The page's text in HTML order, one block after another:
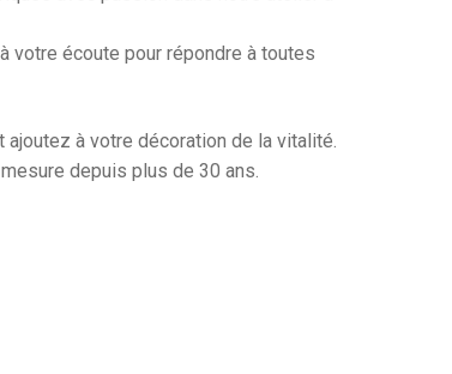
votre écoute pour répondre à toutes
à votre décoration de la vitalité.
depuis plus de 30 ans.